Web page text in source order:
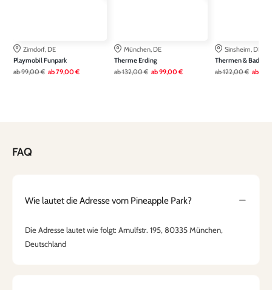
Zirndorf, DE
Playmobil Funpark
ab99,00 € ab79,00 €
München, DE
Therme Erding
ab132,00 € ab99,00 €
Sinsheim, DE
Thermen &
ab122,00 € ab
FAQ
Wie lautet die Adresse vom Pineapple Park?
Die Adresse lautet wie folgt: Arnulfstr. 195, 80335 München,
Deutschland